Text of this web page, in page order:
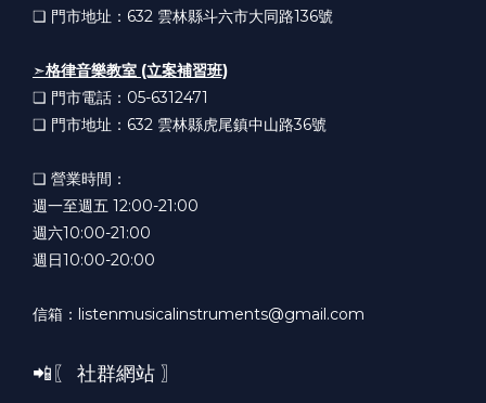
❏ 門市地址：632 雲林縣斗六市大同路136號
➣格律音樂教室 (立案補習班)
❏ 門市電話：05-6312471
❏ 門市地址：632 雲林縣虎尾鎮中山路36號
❏ 營業時間：
週一至週五 12:00-21:00
週六10:00-21:00
週日10:00-20:00
信箱：listenmusicalinstruments@gmail.com
📲〖 社群網站 〗